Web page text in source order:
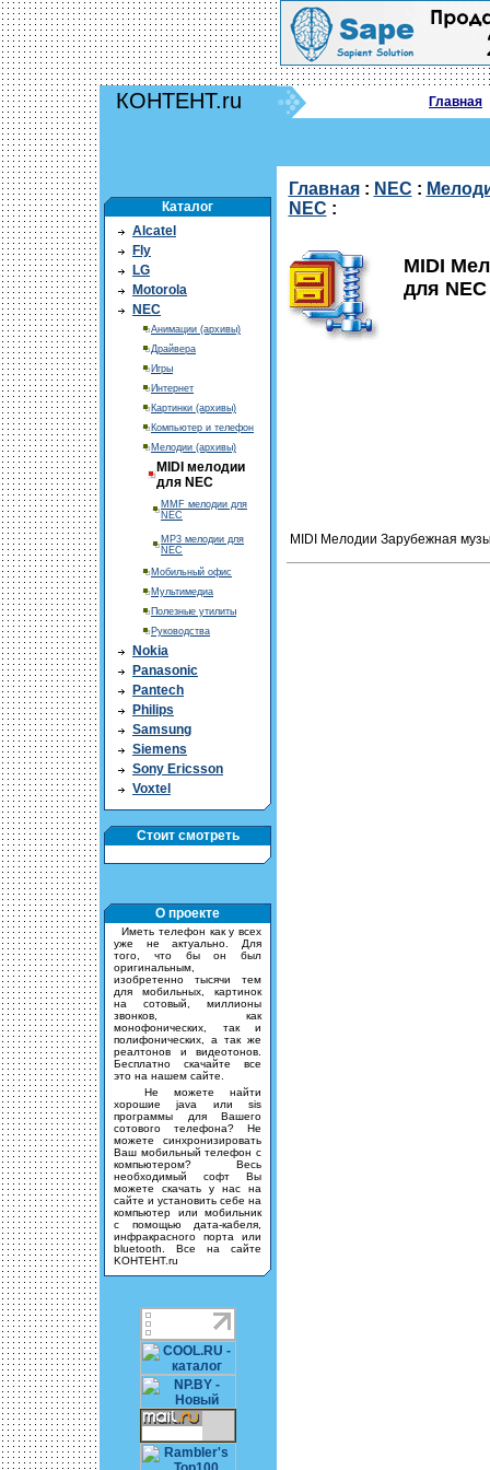
КОНТЕНТ.ru Главная
Каталог
Alcatel
Fly
LG
Motorola
NEC
Анимации (архивы)
Драйвера
Игры
Интернет
Картинки (архивы)
Компьютер и телефон
Мелодии (архивы)
MIDI мелодии
для NEC
MMF мелодии для
NEC
MP3 мелодии для
NEC
Мобильный офис
Мультимедиа
Полезные утилиты
Руководства
Nokia
Panasonic
Pantech
Philips
Samsung
Siemens
Sony Ericsson
Voxtel
Стоит смотреть
О проекте
Иметь телефон как у всех
уже не актуально. Для
того, что бы он был
оригинальным,
изобретенно тысячи тем
для мобильных, картинок
на сотовый, миллионы
звонков, как
монофонических, так и
полифонических, а так же
реалтонов и видеотонов.
Бесплатно скачайте все
это на нашем сайте.
Не можете найти
хорошие java или sis
программы для Вашего
сотового телефона? Не
можете синхронизировать
Ваш мобильный телефон с
компьютером? Весь
необходимый софт Вы
можете скачать у нас на
сайте и установить себе на
компьютер или мобильник
с помощью дата-кабеля,
инфракрасного порта или
bluetooth. Все на сайте
KOHTEHT.ru
Главная: NEC :
NEC :
MIDI
для
MIDI Мелодии Зарубежная